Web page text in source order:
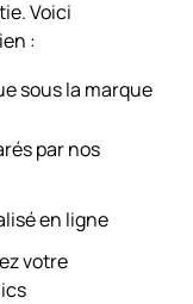
Voici
:
sous la marque
par nos
en ligne
votre